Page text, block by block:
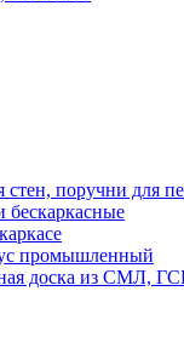
стен, поручни
бескаркасные
промышленный
доска из СМЛ,